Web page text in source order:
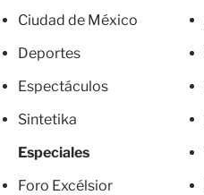
Ciudad de México
Deportes
Espectáculos
Sintetika
Especiales
Foro Excélsior